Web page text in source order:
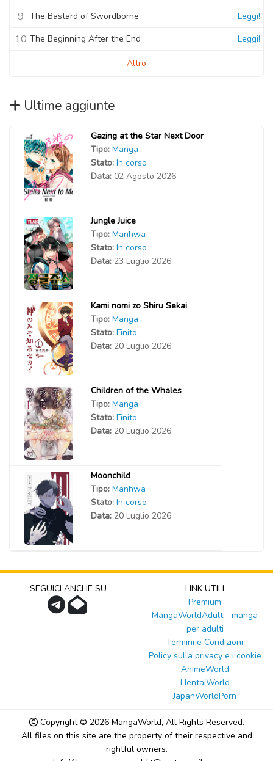
9 The Bastard of Swordborne Leggi!
10 The Beginning After the End Leggi!
Altro
Ultime aggiunte
Gazing at the Star Next Door
Tipo: Manga
Stato: In corso
Data: 02 Agosto 2026
Jungle Juice
Tipo: Manhwa
Stato: In corso
Data: 23 Luglio 2026
Kami nomi zo Shiru Sekai
Tipo: Manga
Stato: Finito
Data: 20 Luglio 2026
Children of the Whales
Tipo: Manga
Stato: Finito
Data: 20 Luglio 2026
Moonchild
Tipo: Manhwa
Stato: In corso
Data: 20 Luglio 2026
SEGUICI ANCHE SU
LINK UTILI
Premium
MangaWorldAdult - manga
per adulti
Termini e Condizioni
Policy sulla privacy e i cookie
AnimeWorld
HentaiWorld
JapanWorldPorn
Copyright © 2026 MangaWorld, All Rights Reserved.
All files on this site are the property of their respective and
rightful owners.